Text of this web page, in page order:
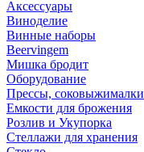
Аксессуары
Виноделие
Винные наборы
Beervingem
Мишка бродит
Оборудование
Прессы, соковыжималки
Емкости для брожения
Розлив и Укупорка
Стеллажи для хранения